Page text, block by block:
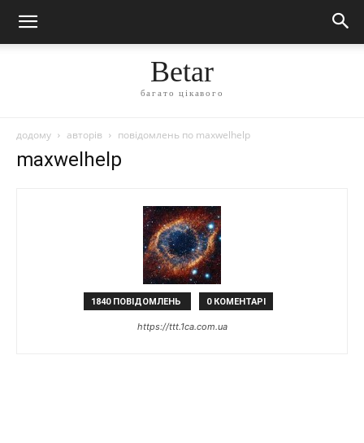
Betar
багато цікавого
додому авторів повідомлень по maxwelhelp
maxwelhelp
1840 ПОВІДОМЛЕНЬ 0 КОМЕНТАРІ
https://ttt.1ca.com.ua